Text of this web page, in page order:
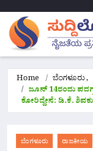
Home ಬೆಂಗಳೂರು,
ಜೂನ್ 14ರಂದು
ಕೋರಿದ್ದೇನೆ: ಡಿ.ಕೆ.
ಬೆಂಗಳೂರು ರಾಜಕೀಯ